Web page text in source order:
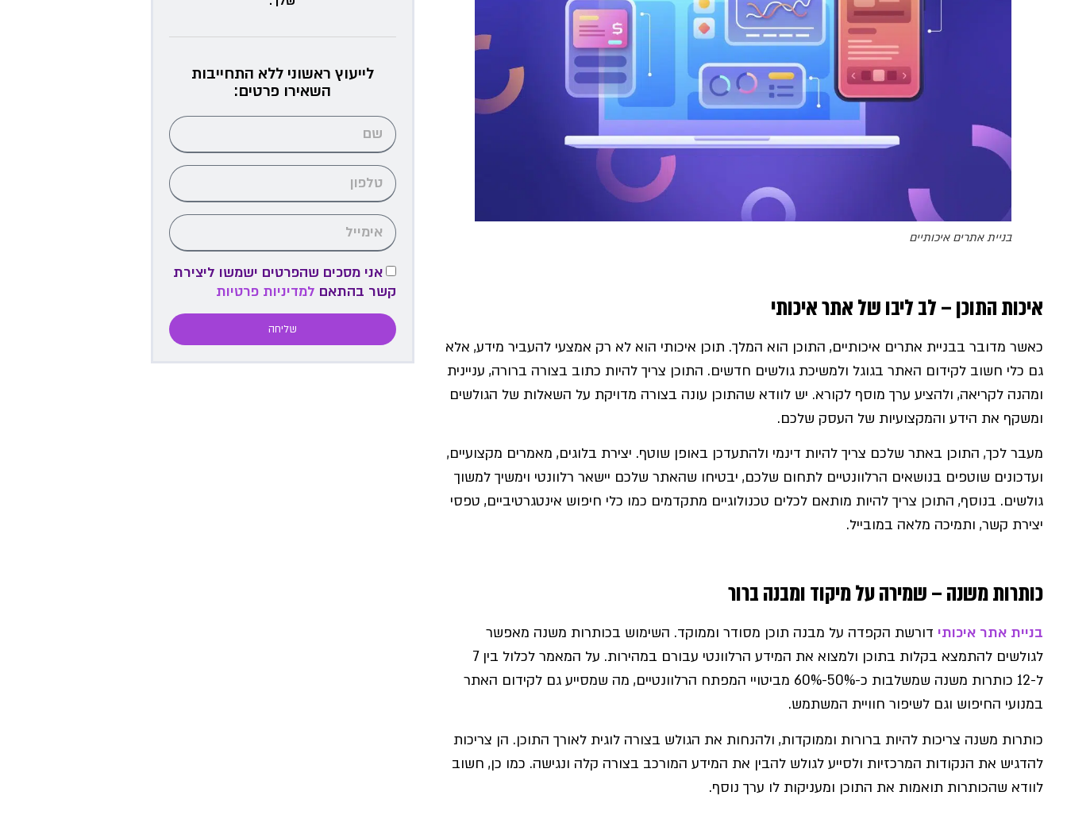
בניית אתרים איכותיים
איכות התוכן – לב ליבו של אתר איכותי
כאשר מדובר בבניית אתרים איכותיים, התוכן הוא המלך. תוכן איכותי הוא לא רק אמצעי להעביר מידע, אלא
גם כלי חשוב לקידום האתר בגוגל ולמשיכת גולשים חדשים. התוכן צריך להיות כתוב בצורה ברורה, עניינית
ומהנה לקריאה, ולהציע ערך מוסף לקורא. יש לוודא שהתוכן עונה בצורה מדויקת על השאלות של הגולשים
ומשקף את הידע והמקצועיות של העסק שלכם.
מעבר לכך, התוכן באתר שלכם צריך להיות דינמי ולהתעדכן באופן שוטף. יצירת בלוגים, מאמרים מקצועיים,
ועדכונים שוטפים בנושאים הרלוונטיים לתחום שלכם, יבטיחו שהאתר שלכם יישאר רלוונטי וימשיך למשוך
גולשים. בנוסף, התוכן צריך להיות מותאם לכלים טכנולוגיים מתקדמים כמו כלי חיפוש אינטגרטיביים, טפסי
יצירת קשר, ותמיכה מלאה במובייל.
כותרות משנה – שמירה על מיקוד ומבנה ברור
בניית אתר איכותי דורשת הקפדה על מבנה תוכן מסודר וממוקד. השימוש בכותרות משנה מאפשר
לגולשים להתמצא בקלות בתוכן ולמצוא את המידע הרלוונטי עבורם במהירות. על המאמר לכלול בין 7
ל-12 כותרות משנה שמשלבות כ-50%-60% מביטויי המפתח הרלוונטיים, מה שמסייע גם לקידום האתר
במנועי החיפוש וגם לשיפור חוויית המשתמש.
כותרות משנה צריכות להיות ברורות וממוקדות, ולהנחות את הגולש בצורה לוגית לאורך התוכן. הן צריכות
להדגיש את הנקודות המרכזיות ולסייע לגולש להבין את המידע המורכב בצורה קלה ונגישה. כמו כן, חשוב
לוודא שהכותרות תואמות את התוכן ומעניקות לו ערך נוסף.
לייעוץ ראשוני ללא התחייבות
השאירו פרטים:
אני מסכים שהפרטים ישמשו ליצירת
קשר בהתאם למדיניות פרטיות
שליחה